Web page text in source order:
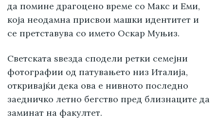
да помине драгоцено време со Макс и Еми,
која неодамна присвои машки идентитет и
се претставува со името Оскар Муњиз.
Светската ѕвезда сподели ретки семејни
фотографии од патувањето низ Италија,
откривајќи дека ова е нивното последно
заедничко летно бегство пред близнаците да
заминат на факултет.